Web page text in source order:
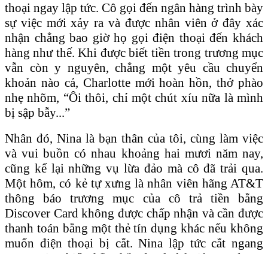
thoại ngay lập tức. Cô gọi đến ngân hàng trình bày
sự việc mới xảy ra và được nhân viên ở đây xác
nhận chẳng bao giờ họ gọi điện thoại đến khách
hàng như thế. Khi được biết tiền trong trương mục
vẫn còn y nguyên, chẳng một yêu cầu chuyển
khoản nào cả, Charlotte mới hoàn hồn, thở phào
nhẹ nhõm, “Ôi thôi, chỉ một chút xíu nữa là mình
bị sập bẫy...”
Nhân đó, Nina là bạn thân của tôi, cùng làm việc
và vui buồn có nhau khoảng hai mươi năm nay,
cũng kể lại những vụ lừa đảo mà cô đã trải qua.
Một hôm, có kẻ tự xưng là nhân viên hãng AT&T
thông báo trương mục của cô trả tiền bằng
Discover Card không được chấp nhận và cần được
thanh toán bằng một thẻ tín dụng khác nếu không
muốn điện thoại bị cắt. Nina lập tức cắt ngang